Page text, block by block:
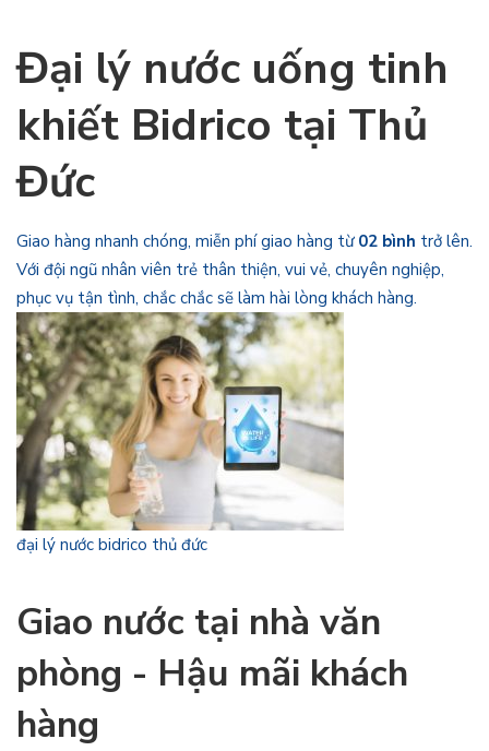
Đại lý nước uống tinh
khiết Bidrico tại Thủ
Đức
Giao hàng nhanh chóng, miễn phí giao hàng từ 02 bình trở lên.
Với đội ngũ nhân viên trẻ thân thiện, vui vẻ, chuyên nghiệp,
phục vụ tận tình, chắc chắc sẽ làm hài lòng khách hàng.
đại lý nước bidrico thủ đức
Giao nước tại nhà văn
phòng - Hậu mãi khách
hàng